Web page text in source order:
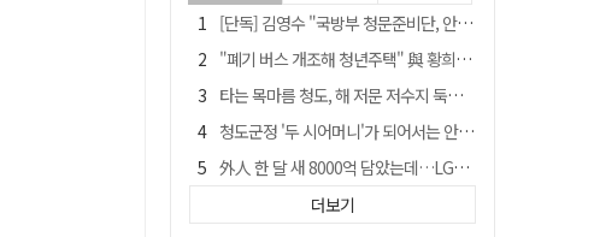
[단독] 김영수 "국방부 청문준비단, 안규백 탈영 알고있었다"
"폐기 버스 개조해 청년주택" 與 황희…'딸 학비는 年 4200만원'
타는 목마름 청도, 해 저문 저수지 둑에 군수가 서 있었다
청도군정 '두 시어머니'가 되어서는 안된다
外人 한 달 새 8000억 담았는데…LG이노텍 목표주가는 왜 엇갈릴까
임시휴업 들어갔던 홈플러스 영주점, 7일 영업 재개…지하 1층만 운영
더보기